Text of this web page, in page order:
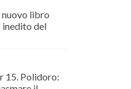
nuovo libro
inedito del
15. Polidoro: